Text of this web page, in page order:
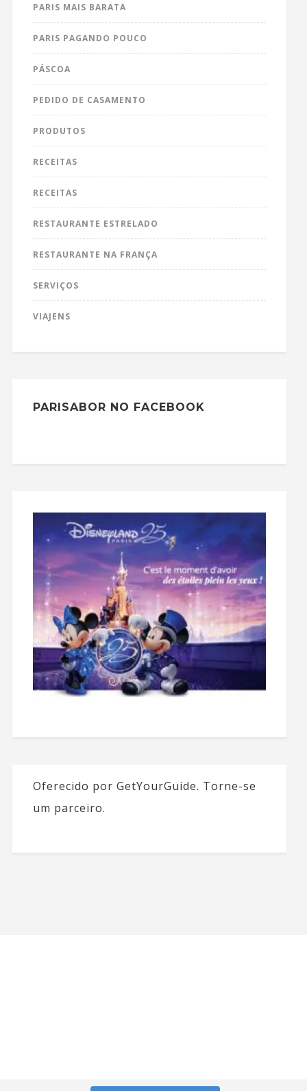
PARIS MAIS BARATA
PARIS PAGANDO POUCO
PÁSCOA
PEDIDO DE CASAMENTO
PRODUTOS
RECEITAS
RECEITAS
RESTAURANTE ESTRELADO
RESTAURANTE NA FRANÇA
SERVIÇOS
VIAJENS
PARISABOR NO FACEBOOK
Oferecido por GetYourGuide. Torne-se
um parceiro.